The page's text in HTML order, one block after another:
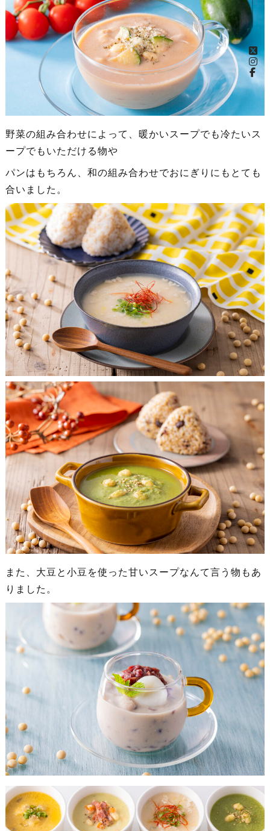
野菜の組み合わせによって、暖かいスープでも冷たいス
ープでもいただける物や
パンはもちろん、和の組み合わせでおにぎりにもとても
合いました。
また、大豆と小豆を使った甘いスープなんて言う物もあ
りました。